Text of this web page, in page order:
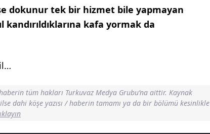
dokunur tek bir hizmet bile yapmayan
kafa yormak da
haberin tüm hakları Turkuvaz Medya Grubu’na aittir. Kaynak
dahi köşe yazısı / haberin tamamı ya da bir bölümü kesinlikle